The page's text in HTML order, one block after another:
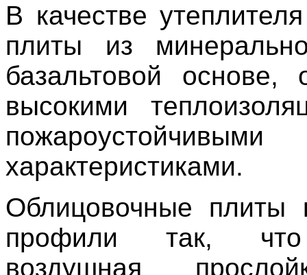
В качестве
плиты из
базальтовой основе,
высокими
пожароустойчивыми
характеристиками.
Облицовочные плиты
профили так, что
воздушная